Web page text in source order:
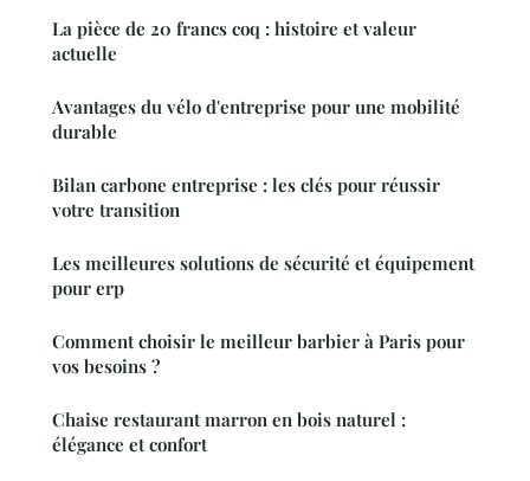
La pièce de 20 francs coq : histoire et valeur
actuelle
Avantages du vélo d'entreprise pour une mobilité
durable
Bilan carbone entreprise : les clés pour réussir
votre transition
Les meilleures solutions de sécurité et équipement
pour erp
Comment choisir le meilleur barbier à Paris pour
vos besoins ?
Chaise restaurant marron en bois naturel :
élégance et confort